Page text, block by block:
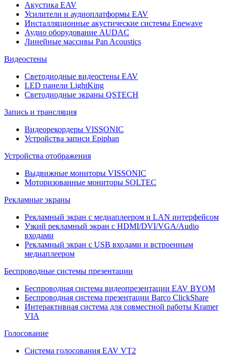
Акустика EAV
Усилители и аудиоплатформы EAV
Инсталляционные акустические системы Enewave
Аудио оборудование AUDAC
Линейные массивы Pan Acoustics
Видеостены
Светодиодные видеостены EAV
LED панели LightKing
Светодиодные экраны QSTECH
Запись и трансляция
Видеорекордеры VISSONIC
Устройства записи Epiphan
Устройства отображения
Выдвижные мониторы VISSONIC
Моторизованные мониторы SOLTEC
Рекламные экраны
Рекламный экран с медиаплеером и LAN интерфейсом
Узкий рекламный экран с HDMI/DVI/VGA/Audio
входами
Рекламный экран с USB входами и встроенным
медиаплеером
Беспроводные системы презентации
Беспроводная система видеопрезентации EAV BYOM
Беспроводная система презентации Barco ClickShare
Интерактивная система для совместной работы Kramer
VIA
Голосование
Система голосования EAV VT2